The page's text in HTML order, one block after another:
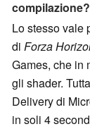
compilazione?
Lo stesso vale
di Forza
Games, che in
gli shader.
Delivery di
in soli 4